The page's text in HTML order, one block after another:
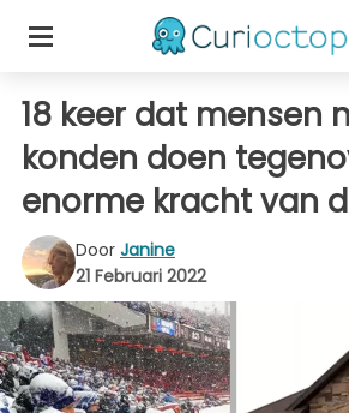
18 keer dat mensen
konden doen
enorme kracht van
Door Janine
21 Februari 2022